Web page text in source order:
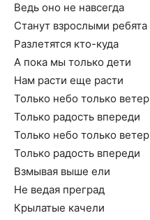
Ведь оно не навсегда
Станут взрослыми ребята
Разлетятся кто-куда
А пока мы только дети
Нам расти еще расти
Только небо только ветер
Только радость впереди
Только небо только ветер
Только радость впереди
Взмывая выше ели
Не ведая преград
Крылатые качели